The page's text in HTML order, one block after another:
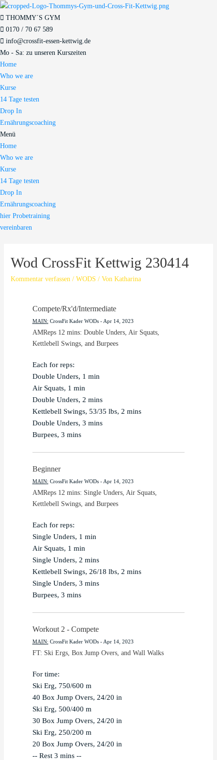
THOMMY´S GYM
0170 / 70 67 589​
info@crossfit-essen-kettwig.de
Mo - Sa: zu unseren Kurszeiten
Home
Who we are
Kurse
14 Tage testen
Drop In
Ernährungscoaching
Menü
Home
Who we are
Kurse
14 Tage testen
Drop In
Ernährungscoaching
hier Probetraining
vereinbaren
Wod CrossFit Kettwig 230414
Kommentar verfassen / WODS / Von Katharina
Compete/Rx'd/Intermediate
MAIN: CrossFit Kader WODs - Apr 14, 2023
AMReps 12 mins: Double Unders, Air Squats,
Kettlebell Swings, and Burpees
Each for reps:
Double Unders, 1 min
Air Squats, 1 min
Double Unders, 2 mins
Kettlebell Swings, 53/35 lbs, 2 mins
Double Unders, 3 mins
Burpees, 3 mins
Beginner
MAIN: CrossFit Kader WODs - Apr 14, 2023
AMReps 12 mins: Single Unders, Air Squats,
Kettlebell Swings, and Burpees
Each for reps:
Single Unders, 1 min
Air Squats, 1 min
Single Unders, 2 mins
Kettlebell Swings, 26/18 lbs, 2 mins
Single Unders, 3 mins
Burpees, 3 mins
Workout 2 - Compete
MAIN: CrossFit Kader WODs - Apr 14, 2023
FT: Ski Ergs, Box Jump Overs, and Wall Walks
For time:
Ski Erg, 750/600 m
40 Box Jump Overs, 24/20 in
Ski Erg, 500/400 m
30 Box Jump Overs, 24/20 in
Ski Erg, 250/200 m
20 Box Jump Overs, 24/20 in
-- Rest 3 mins --